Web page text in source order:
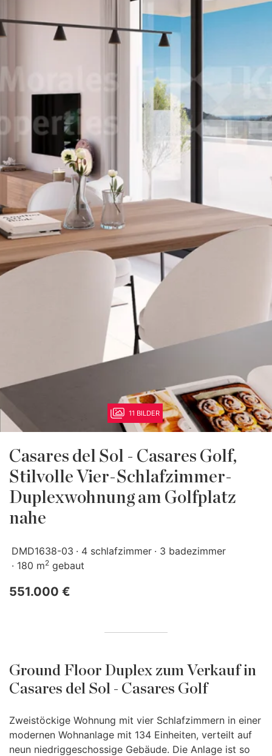
11 BILDER
Casares del Sol - Casares Golf,
Stilvolle Vier-Schlafzimmer-
Duplexwohnung am Golfplatz
nahe
DMD1638-03 4 schlafzimmer
3 badezimmer
180 m2 gebaut
551.000 €
Ground Floor Duplex zum Verkauf in
Casares del Sol - Casares Golf
Zweistöckige Wohnung mit vier Schlafzimmern in einer
modernen Wohnanlage mit 134 Einheiten, verteilt auf
neun niedriggeschossige Gebäude. Die Anlage ist so